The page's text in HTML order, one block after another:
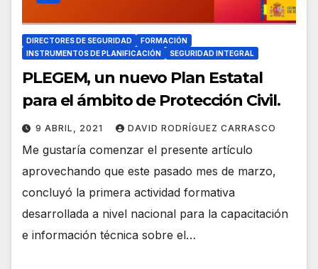
DIRECTORES DE SEGURIDAD
FORMACIÓN
INSTRUMENTOS DE PLANIFICACIÓN
SEGURIDAD INTEGRAL
PLEGEM, un nuevo Plan Estatal
para el ámbito de Protección Civil.
9 ABRIL, 2021 DAVID RODRÍGUEZ CARRASCO
Me gustaría comenzar el presente artículo
aprovechando que este pasado mes de marzo,
concluyó la primera actividad formativa
desarrollada a nivel nacional para la capacitación
e información técnica sobre el…